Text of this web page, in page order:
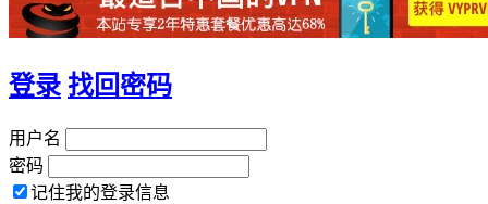
登录 找回密码
用户名
密码
记住我的登录信息